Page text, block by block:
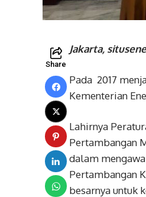
Share
Jakarta,
Pada 2017
Kementerian
Lahirnya
Pertambangan
dalam
Pertambangan
besarnya untuk